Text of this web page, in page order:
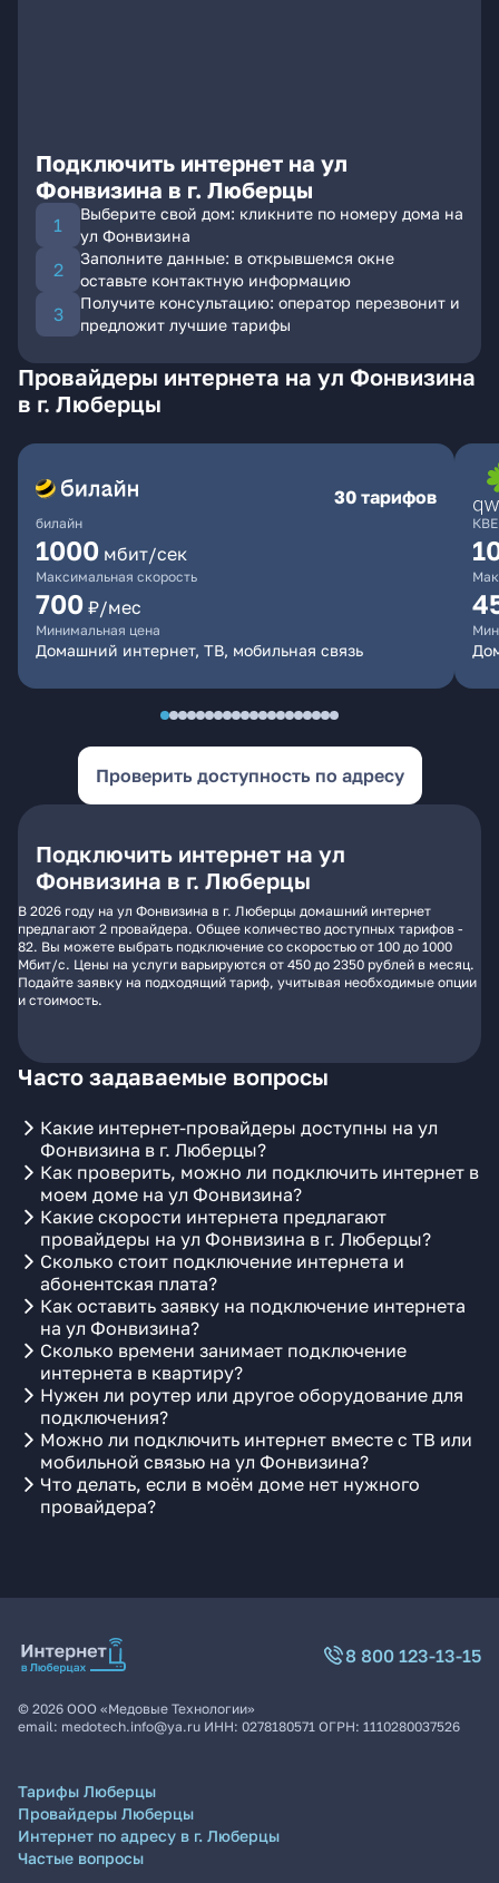
Подключить интернет на ул
Фонвизина в г. Люберцы
Выберите свой дом: кликните по номеру дома на
ул Фонвизина
Заполните данные: в открывшемся окне
оставьте контактную информацию
Получите консультацию: оператор перезвонит и
предложит лучшие тарифы
Провайдеры интернета на ул Фонвизина
в г. Люберцы
билайн
30 тарифов
1000 мбит/сек
Максимальная скорость
700 ₽/мес
Минимальная цена
Домашний интернет, ТВ, мобильная связь
Проверить доступность по адресу
Подключить интернет на ул
Фонвизина в г. Люберцы
В 2026 году на ул Фонвизина в г. Люберцы домашний интернет
предлагают 2 провайдера. Общее количество доступных тарифов -
82. Вы можете выбрать подключение со скоростью от 100 до 1000
Мбит/с. Цены на услуги варьируются от 450 до 2350 рублей в месяц.
Подайте заявку на подходящий тариф, учитывая необходимые опции
и стоимость.
Часто задаваемые вопросы
Какие интернет-провайдеры доступны на ул
Фонвизина в г. Люберцы?
Как проверить, можно ли подключить интернет в
моем доме на ул Фонвизина?
Какие скорости интернета предлагают
провайдеры на ул Фонвизина в г. Люберцы?
Сколько стоит подключение интернета и
абонентская плата?
Как оставить заявку на подключение интернета
на ул Фонвизина?
Сколько времени занимает подключение
интернета в квартиру?
Нужен ли роутер или другое оборудование для
подключения?
Можно ли подключить интернет вместе с ТВ или
мобильной связью на ул Фонвизина?
Что делать, если в моём доме нет нужного
провайдера?
8 800 123-13-15
© 2026 ООО «Медовые Технологии»
email: medotech.info@ya.ru ИНН: 0278180571 ОГРН: 1110280037526
Тарифы Люберцы
Провайдеры Люберцы
Интернет по адресу в г. Люберцы
Частые вопросы